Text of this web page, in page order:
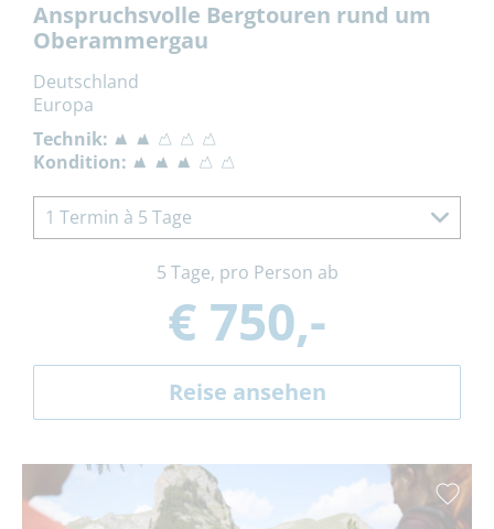
Anspruchsvolle Bergtouren rund um
Oberammergau
Deutschland
Europa
Technik:
Kondition:
1 Termin à 5 Tage
5 Tage, pro Person ab
€ 750,-
Reise ansehen